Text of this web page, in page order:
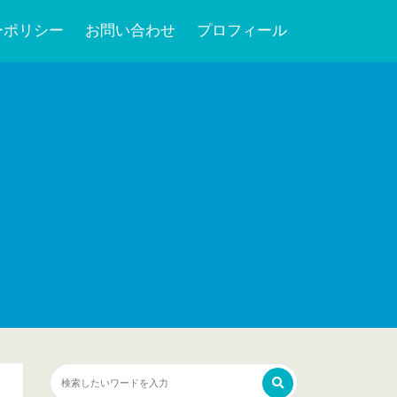
リシー お問い合わせ プロフィール